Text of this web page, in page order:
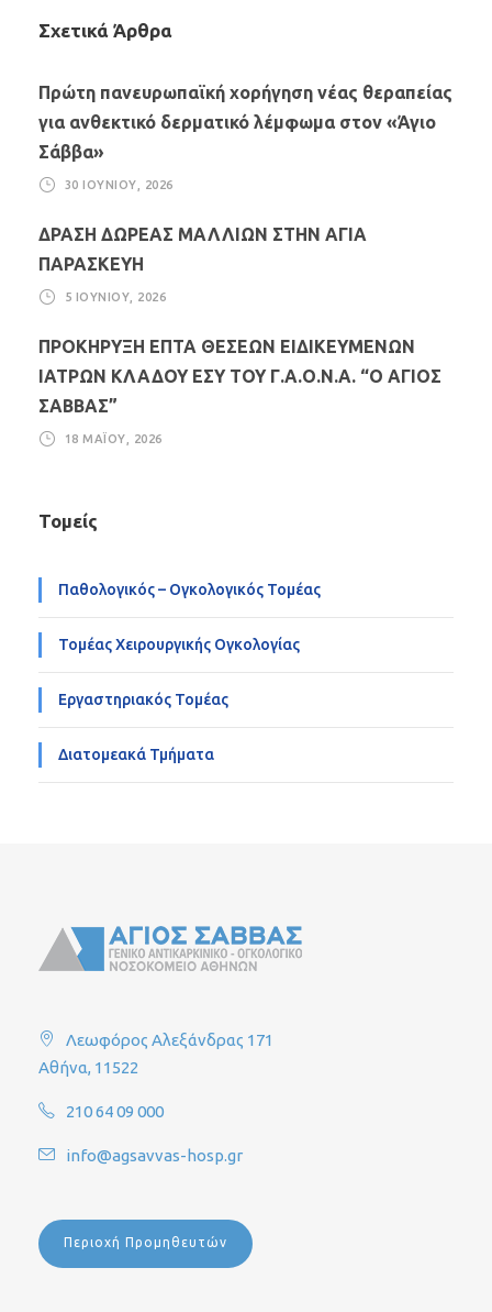
Σχετικά Άρθρα
Πρώτη πανευρωπαϊκή χορήγηση νέας θεραπείας
για ανθεκτικό δερματικό λέμφωμα στον «Άγιο
Σάββα»
30 ΙΟΥΝΊΟΥ, 2026
ΔΡΑΣΗ ΔΩΡΕΑΣ ΜΑΛΛΙΩΝ ΣΤΗΝ ΑΓΙΑ
ΠΑΡΑΣΚΕΥΗ
5 ΙΟΥΝΊΟΥ, 2026
ΠΡΟΚΗΡΥΞΗ ΕΠΤΑ ΘΕΣΕΩΝ ΕΙΔΙΚΕΥΜΕΝΩΝ
ΙΑΤΡΩΝ ΚΛΑΔΟΥ ΕΣΥ ΤΟΥ Γ.Α.Ο.Ν.Α. “Ο ΑΓΙΟΣ
ΣΑΒΒΑΣ”
18 ΜΑΪ́ΟΥ, 2026
Τομείς
Παθολογικός – Ογκολογικός Τομέας
Τομέας Χειρουργικής Ογκολογίας
Εργαστηριακός Τομέας
Διατομεακά Τμήματα
Λεωφόρος Αλεξάνδρας 171
Αθήνα, 11522
210 64 09 000
info@agsavvas-hosp.gr
Περιοχή Προμηθευτών